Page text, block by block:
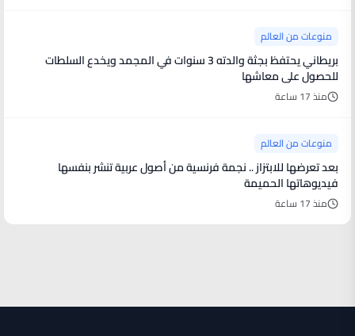
منوعات من العالم
بريطاني يحتفظ بجثة والدته 3 سنوات في المجمد ويخدع السلطات
للحصول على معاشها
منذ 17 ساعة
منوعات من العالم
بعد تعرضها للابتزاز .. نجمة فرنسية من أصول عربية تنشر بنفسها
فيديوهاتها الحميمة
منذ 17 ساعة